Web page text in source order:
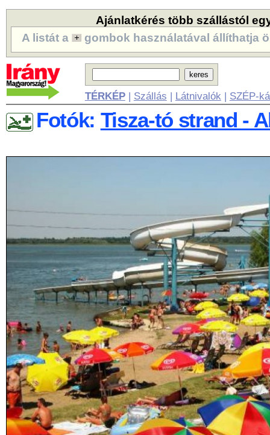
Ajánlatkérés több szállástól
A listát a
gombok használatával állíthatja
TÉRKÉP| Szállás | Látnivalók | SZÉP-
Fotók: Tisza-tó strand -